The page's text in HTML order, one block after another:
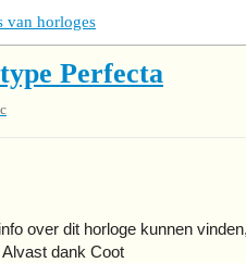
van horloges
Perfecta
over dit horloge kunnen
dank Coot